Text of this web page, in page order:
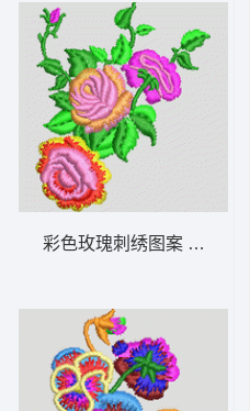
彩色玫瑰刺绣图案 简单花